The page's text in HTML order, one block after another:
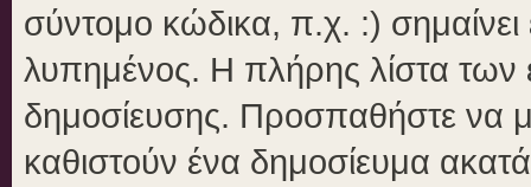
σύντομο κώδικα, π.χ. :)
λυπημένος. Η πλήρης λίστα των
δημοσίευσης. Προσπαθήστε να
καθιστούν ένα δημοσίευμα